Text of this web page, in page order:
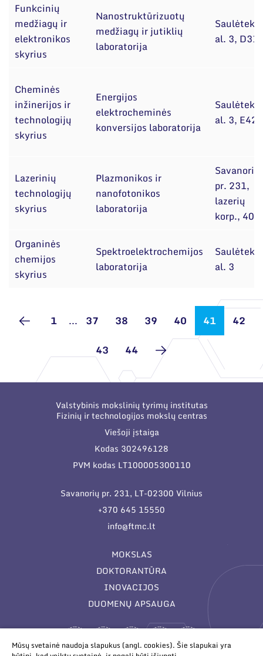
Funkcinių
medžiagų ir
elektronikos
skyrius
Nanostruktūrizuotų
medžiagų ir jutiklių
laboratorija
Saulėtekio
al. 3,
Cheminės
inžinerijos ir
technologijų
skyrius
Energijos
elektrocheminės
konversijos laboratorija
Saulėtekio
al. 3, E428
Lazerinių
technologijų
skyrius
Plazmonikos ir
nanofotonikos
laboratorija
Savanorių
pr. 231,
lazerių
korp., 405
Organinės
chemijos
skyrius
Spektroelektrochemijos
laboratorija
Saulėtekio
al. 3
1 ... 37 38 39 40 41
42
43
44
Valstybinis mokslinių tyrimų institutas
Fizinių ir technologijos mokslų centras
Viešoji įstaiga
Kodas 302496128
PVM kodas LT100005300110
Savanorių pr. 231, LT-02300 Vilnius
+370 645 15550
info@ftmc.lt
MOKSLAS
DOKTORANTŪRA
INOVACIJOS
DUOMENŲ APSAUGA
Mūsų svetainė naudoja slapukus (angl. cookies). Šie slapukai yra